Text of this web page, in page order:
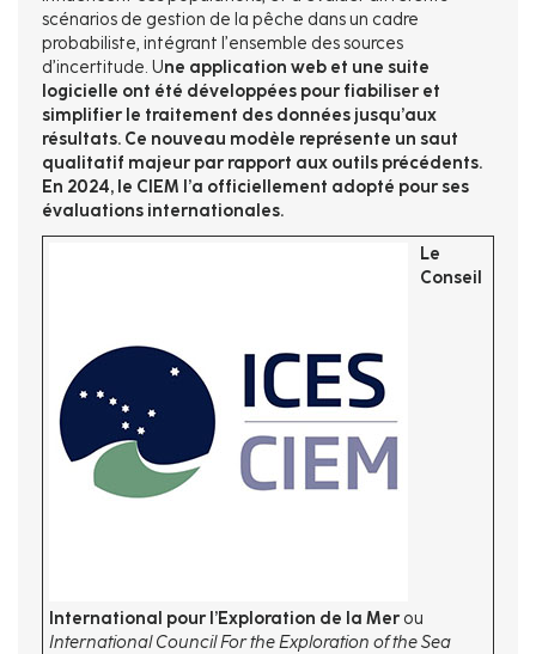
scénarios de gestion de la pêche dans un cadre
probabiliste, intégrant l’ensemble des sources
d’incertitude. Une application web et une suite
logicielle ont été développées pour fiabiliser et
simplifier le traitement des données jusqu’aux
résultats. Ce nouveau modèle représente un saut
qualitatif majeur par rapport aux outils précédents.
En 2024, le CIEM l’a officiellement adopté pour ses
évaluations internationales.
Le
Conseil
International pour l’Exploration de la Mer ou
International Council For the Exploration of the Sea